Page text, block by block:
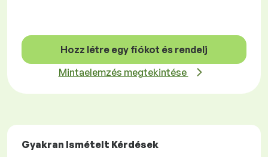
Hozz létre egy fiókot és rendelj
Mintaelemzés megtekintése
Gyakran Ismételt Kérdések